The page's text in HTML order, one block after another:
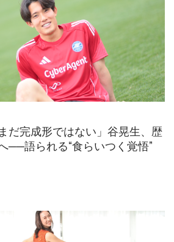
だ完成形ではない」谷晃生、歴
──語られる“食らいつく覚悟”